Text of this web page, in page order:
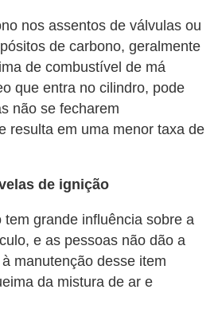
nos assentos de válvulas ou
de carbono, geralmente
de combustível de má
que entra no cilindro, pode
não se fecharem
resulta em uma menor taxa de
de ignição
grande influência sobre a
e as pessoas não dão a
manutenção desse item
da mistura de ar e